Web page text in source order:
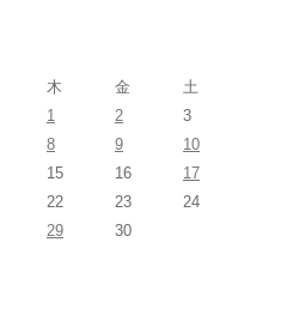
木 金
土
1
2
3
8 9
10
15 16
17
22 23
24
29 30